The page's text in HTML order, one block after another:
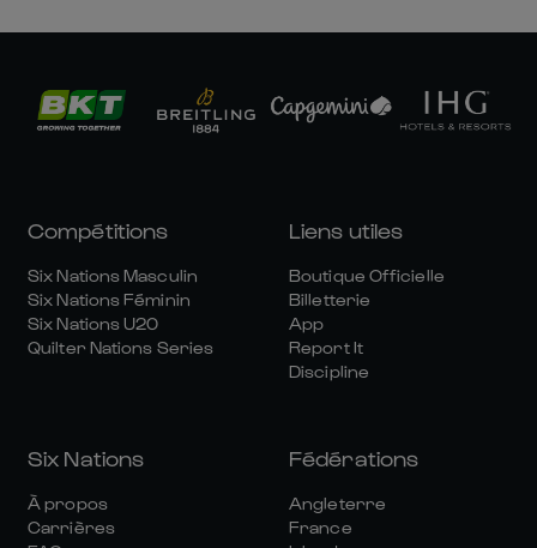
Compétitions
Six Nations Masculin
Six Nations Féminin
Six Nations U20
Quilter Nations Series
Liens utiles
Boutique Officielle
Billetterie
App
Report It
Discipline
Six Nations
À propos
Carrières
Fédérations
Angleterre
France